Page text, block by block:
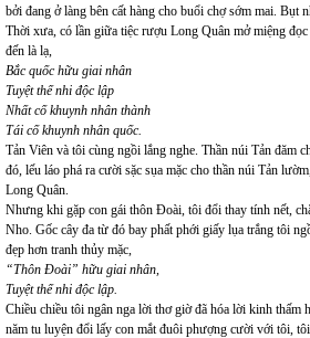
bởi đang ở làng bên cất hàng cho buổi chợ sớm mai. Bụt
Thời xưa, có lần giữa tiệc rượu Long Quân mở miệng
đến là lạ,
Bắc quốc hữu giai nhân
Tuyệt thế nhi độc lập
Nhất cố khuynh nhân thành
Tái cố khuynh nhân quốc.
Tản Viên và tôi cùng ngồi lắng nghe. Thần núi Tản đăm
đó, lếu láo phá ra cười sặc sụa mặc cho thần núi Tản
Long Quân.
Nhưng khi gặp con gái thôn Đoài, tôi đổi thay tính nết,
Nho. Gốc cây đa từ đó bay phất phới giấy lụa trắng tôi
đẹp hơn tranh thủy mặc,
“Thôn Đoài” hữu giai nhân,
Tuyệt thế nhi độc lập.
Chiều chiều tôi ngân nga lời thơ giờ đã hóa lời kinh thấm
năm tu luyện đổi lấy con mắt đuôi phượng cười với tôi,